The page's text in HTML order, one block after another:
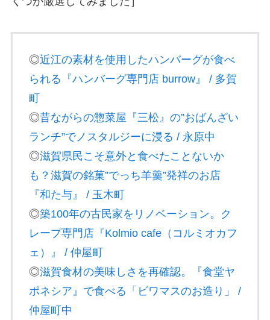
◎近江の素材を使用したハンバーグが食べ
られる『ハンバーグ専門店 burrow』 / 多賀
町
◎昔ながらの惣菜屋『三松』の”おばんざい
ランチ”でノスタルジーに浸る / 永原中
◎滋賀県民こそ意外と食べたことないか
も？滋賀の銘菓”でっち羊羹”発祥のお店
『和た与』 / 玉木町
◎築100年の古民家をリノベーション。ク
レープ専門店『Kolmio cafe（コルミオカフ
ェ）』 / 仲屋町
◎滋賀食材の美味しさを再確認。『食堂ヤ
ポネシア』で食べる「ビワマスのお造り」 /
仲屋町中